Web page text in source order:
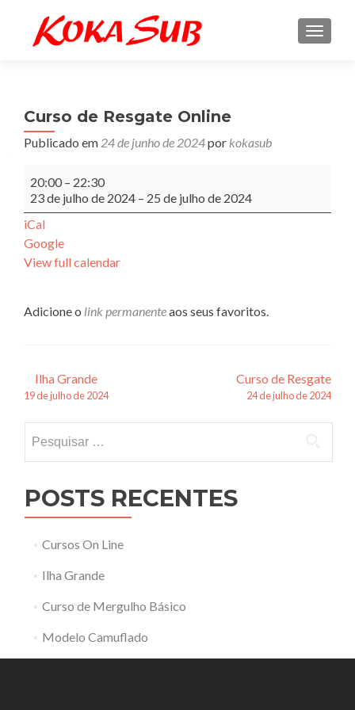
Curso de Resgate Online
Publicado em 24 de junho de 2024por kokasub
de
Resgate
Online
20:00 – 22:30
23 de julho de 2024 – 25 de julho de 2024
iCal
Google
View full calendar
Adicione o link permanenteaos seus favoritos.
Navegação
de
posts
Ilha Grande
19 de julho de 2024
Curso de Resgate
24 de julho de 2024
por:
POSTS RECENTES
Cursos On Line
Ilha Grande
Curso de Mergulho Básico
Modelo Camuflado